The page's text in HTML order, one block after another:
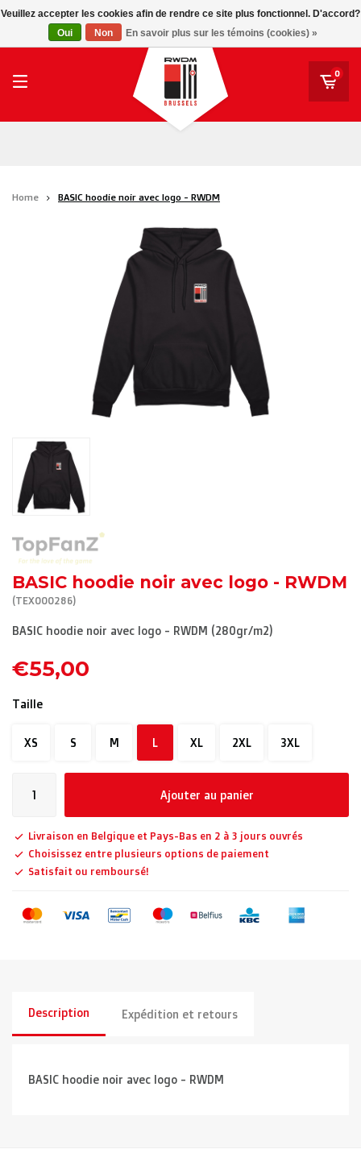
RWDM Brussels
SK Beveren
Alpecin Premier Tech /Fenix Premier Tech
Thierry Neuville
R. EV - Remco Evenepoel
Workout Buddies
Enchères
Enchères
Enchères terminées
0
Home BASIC hoodie noir avec logo - RWDM
BASIC hoodie noir avec logo - RWDM
(TEX000286)
BASIC hoodie noir avec logo - RWDM (280gr/m2)
€55,00
Taille
XS S M L XL 2XL 3XL
Ajouter au panier
Livraison en Belgique et Pays-Bas en 2 à 3 jours ouvrés
Choisissez entre plusieurs options de paiement
Satisfait ou remboursé!
Description Expédition et retours
BASIC hoodie noir avec logo - RWDM
Veuillez accepter les cookies afin de rendre ce site plus fonctionnel. D'accord?
Oui
Non En savoir plus sur les témoins (cookies) »